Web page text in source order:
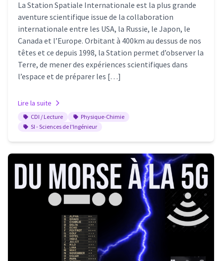
La Station Spatiale Internationale est la plus grande
aventure scientifique issue de la collaboration
internationale entre les USA, la Russie, le Japon, le
Canada et l’Europe. Orbitant à 400km au dessus de nos
têtes et ce depuis 1998, la Station permet d’observer la
Terre, de mener des expériences scientifiques dans
l’espace et de préparer les […]
Lire la suite
CDI / Lecture
Physique-Chimie
SI - Sciences de l'Ingénieur